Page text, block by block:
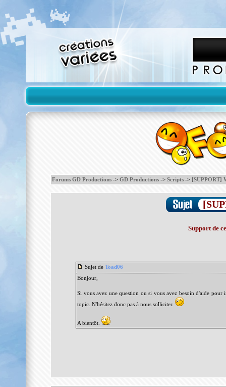
Forums GD Productions -> GD Productions -> Scripts -> [SUPPORT]
Support de
Sujet de Toad06
Bonjour,
Si vous avez une question ou si vous avez besoin d'aide
topic. N'hésitez donc pas à nous solliciter.
A bientôt.